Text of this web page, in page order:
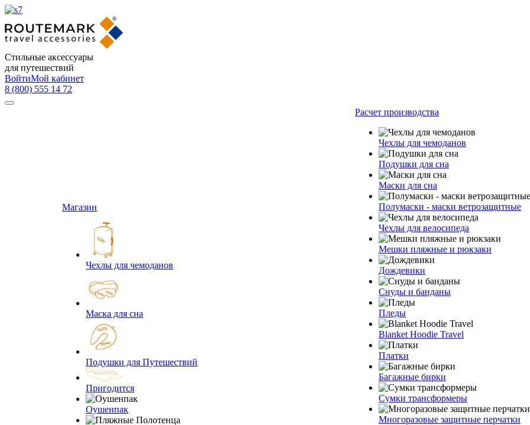
Стильные аксессуары
для путешествий
ВойтиМой кабинет
8 (800) 555 14 72
Магазин
Чехлы для чемоданов
Маска для сна
Подушки для Путешествий
Пригодится
Оушенпак
Расчет производства
Чехлы для чемоданов
Подушки для сна
Маски для сна
Полумаски - маски ветрозащитные
Чехлы для велосипеда
Мешки пляжные и рюкзаки
Дождевики
Снуды и банданы
Пледы
Blanket Hoodie Travel
Платки
Багажные бирки
Сумки трансформеры
Многоразовые защитные перчатки